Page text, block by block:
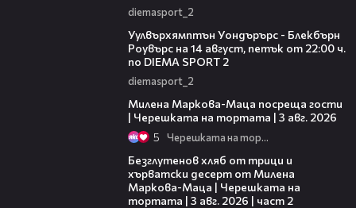
diemasport_2
Уулвърхямптън Уондърърс - Блекбърн
Роувърс на 14 август, петък от 22:00 ч.
по DIEMA SPORT 2
diemasport_2
Милена Маркова-Маца посреща гости
| Черешката на тортата | 3 авг. 2026
5 Черешката на тортата
Безглутенов хляб от трици и
хърватски десерт от Милена
Маркова-Маца | Черешката на
тортата | 3 авг. 2026 | част 2